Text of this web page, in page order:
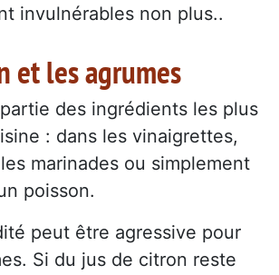
invulnérables non plus..
et les agrumes
des ingrédients les plus
: dans les vinaigrettes,
marinades ou simplement
poisson.
peut être agressive pour
Si du jus de citron reste